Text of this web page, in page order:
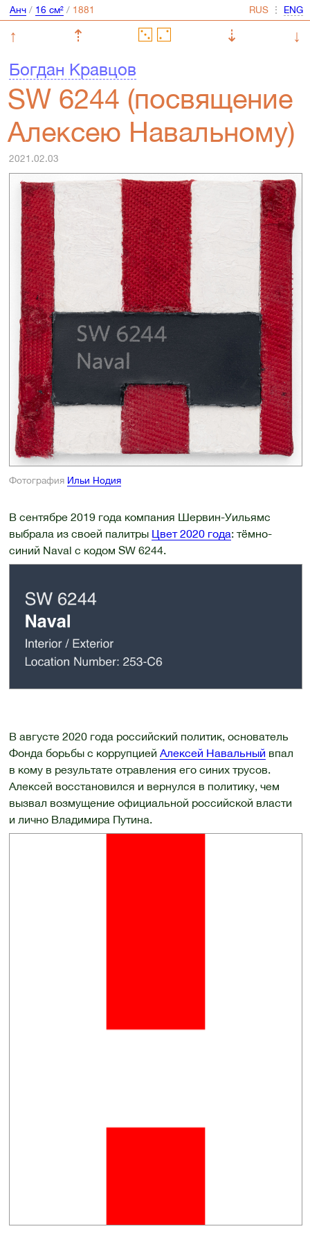
Анч/ 16 см²/ ⋮
↑ ⇡ ⇣
↓
Богдан Кравцов
SW 6244 (посвящение
Алексею Навальному)
2021.02.03
Фотография Ильи Нодия
В сентябре 2019 года компания Шервин-Уильямс
выбрала из своей палитры Цвет 2020 года: тёмно-
синий Naval с кодом SW 6244.
В августе 2020 года российский политик, основатель
Фонда борьбы с коррупцией Алексей Навальный впал
в кому в результате отравления его синих трусов.
Алексей восстановился и вернулся в политику, чем
вызвал возмущение официальной российской власти
и лично Владимира Путина.